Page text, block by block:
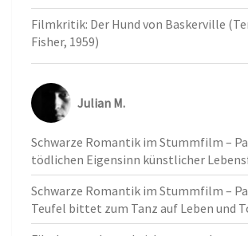
Filmkritik: Der Hund von Baskerville
Fisher, 1959)
Julian M.
Schwarze Romantik im Stummfilm –
tödlichen Eigensinn künstlicher
Schwarze Romantik im Stummfilm –
Teufel bittet zum Tanz auf Leben und